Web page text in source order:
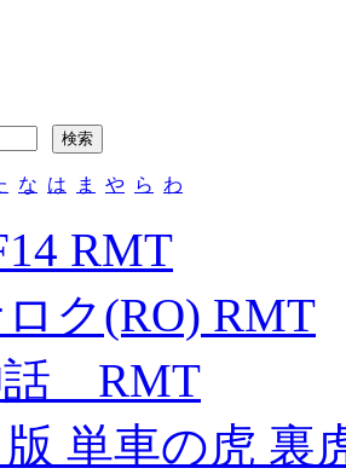
な は ま や ら わ
RMT
ク(RO) RMT
話 RMT
単車の虎 裏